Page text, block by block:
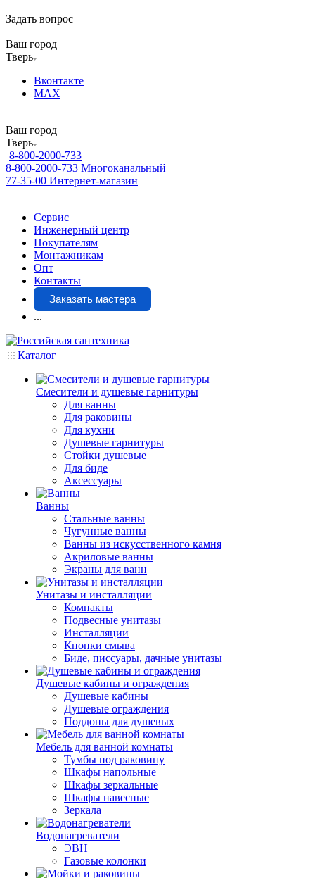
Задать вопрос
Ваш город
Тверь
Вконтакте
MAX
Ваш город
Тверь
8-800-2000-733
8-800-2000-733 Многоканальный
77-35-00 Интернет-магазин
Сервис
Инженерный центр
Покупателям
Монтажникам
Опт
Контакты
Заказать мастера
...
Каталог
Смесители и душевые гарнитуры
Для ванны
Для раковины
Для кухни
Душевые гарнитуры
Стойки душевые
Для биде
Аксессуары
Ванны
Стальные ванны
Чугунные ванны
Ванны из искусственного камня
Акриловые ванны
Экраны для ванн
Унитазы и инсталляции
Компакты
Подвесные унитазы
Инсталляции
Кнопки смыва
Биде, писсуары, дачные унитазы
Душевые кабины и ограждения
Душевые кабины
Душевые ограждения
Поддоны для душевых
Мебель для ванной комнаты
Тумбы под раковину
Шкафы напольные
Шкафы зеркальные
Шкафы навесные
Зеркала
Водонагреватели
ЭВН
Газовые колонки